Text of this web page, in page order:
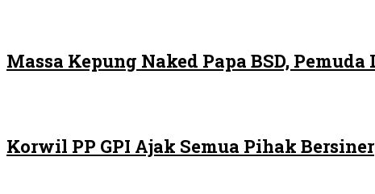
Massa Kepung Naked Papa BSD,
Korwil PP GPI Ajak Semua Pihak